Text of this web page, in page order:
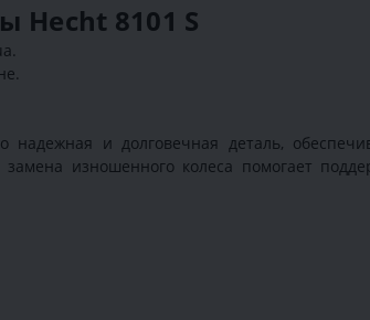
Hecht 8101 S
и долговечная деталь,
изношенного колеса помогает